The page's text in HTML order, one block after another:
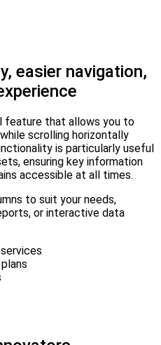
easier navigation,
feature that allows you to
scrolling horizontally
is particularly useful
ensuring key information
accessible at all times.
to suit your needs,
or interactive data